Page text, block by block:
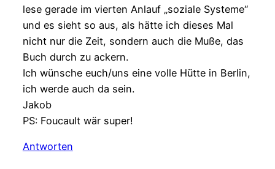
lese gerade im vierten Anlauf „soziale Systeme“
und es sieht so aus, als hätte ich dieses Mal
nicht nur die Zeit, sondern auch die Muße, das
Buch durch zu ackern.
Ich wünsche euch/uns eine volle Hütte in Berlin,
ich werde auch da sein.
Jakob
PS: Foucault wär super!
Antworten